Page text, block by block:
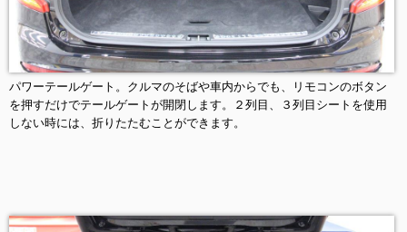
パワーテールゲート。クルマのそばや車内からでも、リモコンのボタン
を押すだけでテールゲートが開閉します。２列目、３列目シートを使用
しない時には、折りたたむことができます。